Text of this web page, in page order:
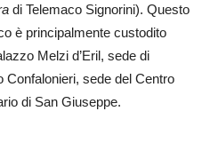
di Telemaco Signorini). Questo
è principalmente custodito
Melzi d’Eril, sede di
Confalonieri, sede del Centro
di San Giuseppe.